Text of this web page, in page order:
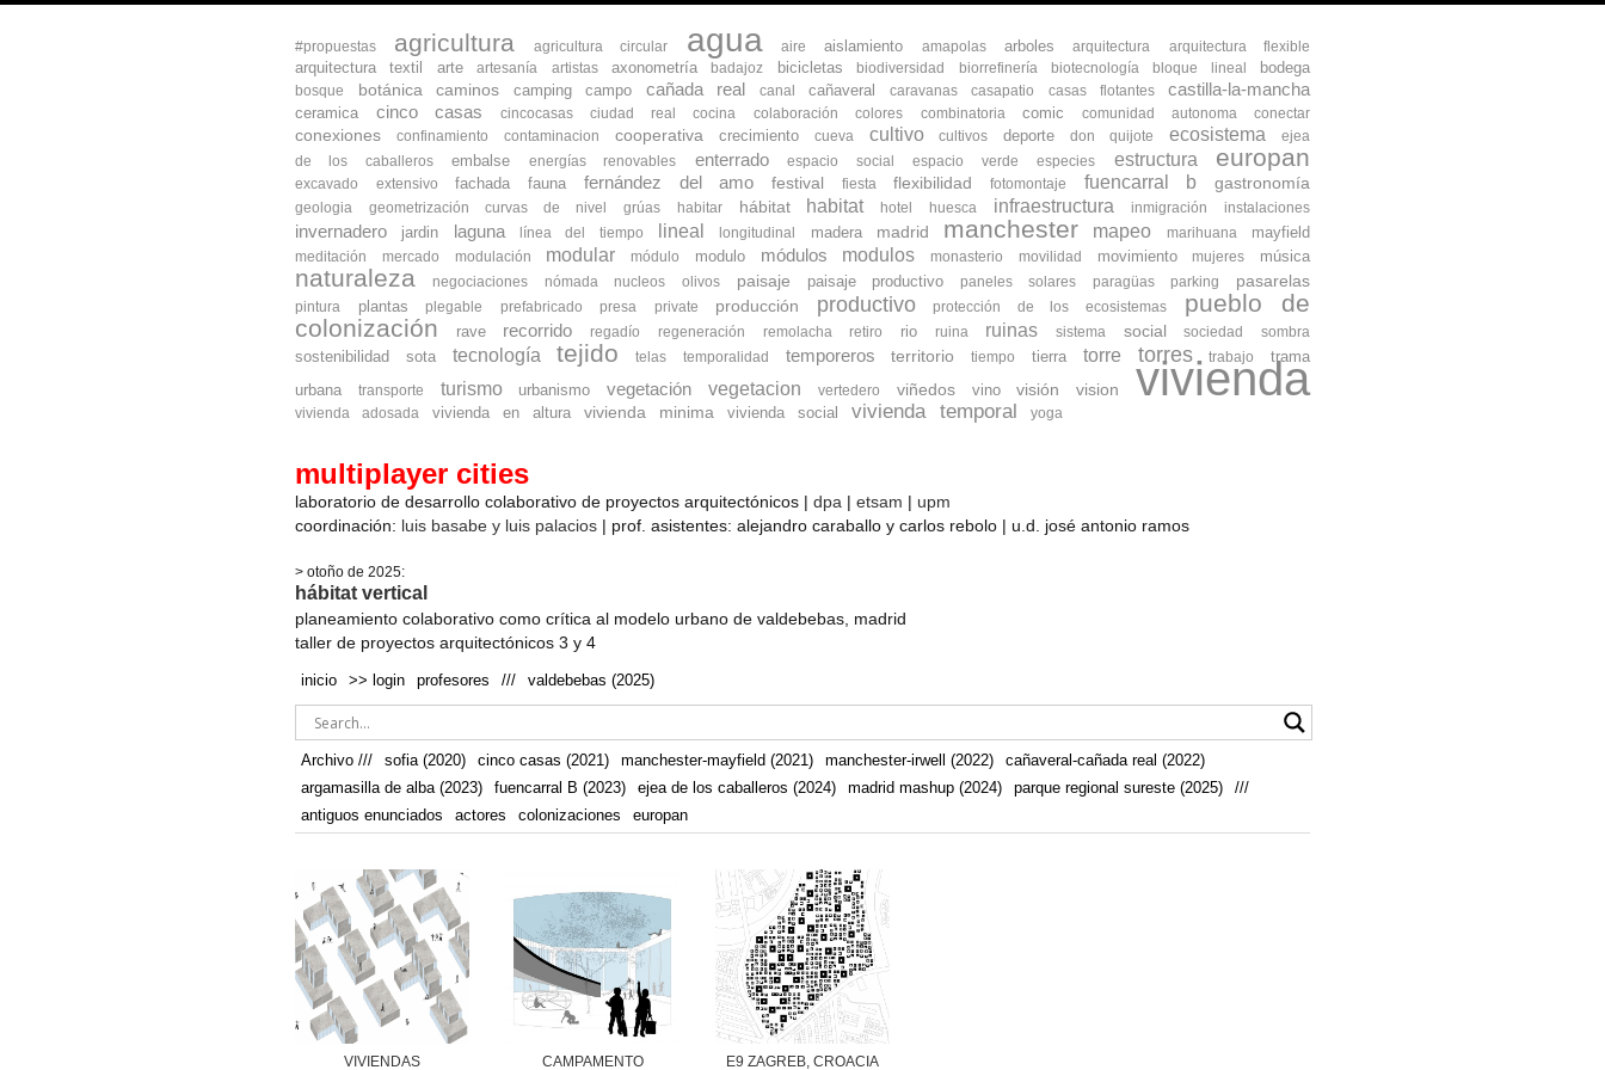
#propuestas agricultura agricultura circular agua aire aislamiento amapolas arboles arquitectura arquitectura flexible
arquitectura textil arte artesanía artistas axonometría badajoz bicicletas biodiversidad biorrefinería biotecnología bloque lineal bodega
bosque botánica caminos camping campo cañada real canal cañaveral caravanas casapatio casas flotantes castilla-la-mancha
ceramica cinco casas cincocasas ciudad real cocina colaboración colores combinatoria comic comunidad autonoma conectar
conexiones confinamiento contaminacion cooperativa crecimiento cueva cultivo cultivos deporte don quijote ecosistema
ejea
de los caballeros
embalse energías renovables enterrado espacio social espacio verde especies estructura europan
excavado extensivo fachada fauna fernández del amo festival fiesta flexibilidad fotomontaje fuencarral b gastronomía
geologia geometrización curvas de nivel grúas habitar hábitat habitat hotel huesca infraestructura inmigración instalaciones
invernadero jardin laguna línea del tiempo lineal longitudinal madera madrid manchester mapeo marihuana mayfield
meditación mercado modulación modular módulo modulo módulos modulos monasterio movilidad movimiento mujeres música
naturaleza negociaciones nómada nucleos olivos paisaje paisaje productivo paneles solares paragüas parking pasarelas
pintura plantas plegable prefabricado presa private producción productivo protección de los ecosistemas
pueblo de
colonización
rave recorrido regadío regeneración remolacha retiro rio ruina ruinas sistema social sociedad sombra
sostenibilidad sota tecnología tejido telas temporalidad temporeros territorio tiempo tierra torre torres trabajo
trama
urbana
transporte turismo urbanismo vegetación vegetacion vertedero viñedos vino visión vision vivienda
vivienda adosada vivienda en altura vivienda minima vivienda social vivienda temporal yoga
multiplayer cities
laboratorio de desarrollo colaborativo de proyectos arquitectónicos | dpa | etsam | upm
coordinación: luis basabe y luis palacios | prof. asistentes: alejandro caraballo y carlos rebolo | u.d. josé antonio ramos
> otoño de 2025:
hábitat vertical
planeamiento colaborativo como crítica al modelo urbano de valdebebas, madrid
taller de proyectos arquitectónicos 3 y 4
inicio >> login profesores /// valdebebas (2025)
Archivo /// sofia (2020) cinco casas (2021) manchester-mayfield (2021) manchester-irwell (2022)
cañaveral-cañada real (2022)
argamasilla de alba (2023)
fuencarral B (2023) ejea de los caballeros (2024) madrid mashup (2024) parque regional sureste (2025)
///
antiguos enunciados
actores colonizaciones europan
VIVIENDAS CAMPAMENTO E9 ZAGREB, CROACIA